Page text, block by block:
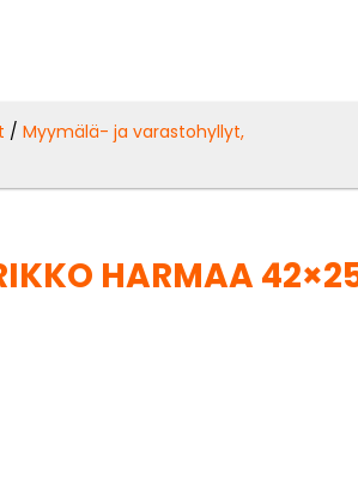
/Myymälä- ja varastohyllyt,
HARMAA